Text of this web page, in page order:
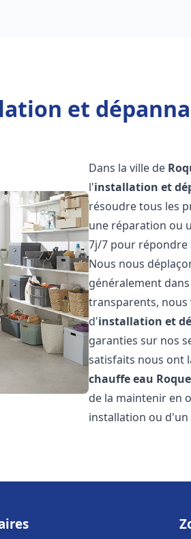
et
Dans la ville de
l'installation et
résoudre tous les
une réparation ou
7j/7 pour répondre
Nous nous
généralement
transparents, nous
d'installation et
garanties sur nos
satisfaits nous ont
chauffe eau
de la maintenir en
installation ou d'un